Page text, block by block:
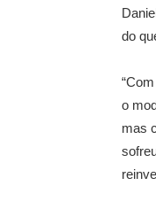
do
o
mas